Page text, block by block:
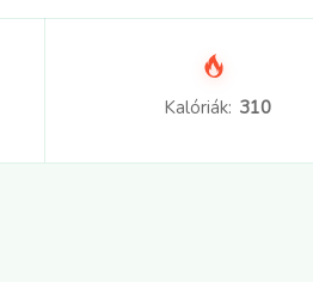
Kalóriák: 310